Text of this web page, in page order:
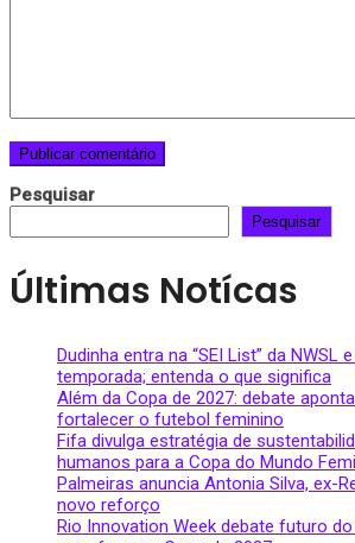
Pesquisar
Pesquisar
Últimas Notícas
Dudinha entra na “SEI List” da NWSL
temporada; entenda o que significa
Além da Copa de 2027: debate
fortalecer o futebol feminino
Fifa divulga estratégia de
humanos para a Copa do Mundo
Palmeiras anuncia Antonia Silva, ex-
novo reforço
Rio Innovation Week debate futuro